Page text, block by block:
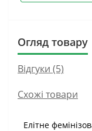
Огляд товару
Відгуки (5)
Схожі товари
Елітне